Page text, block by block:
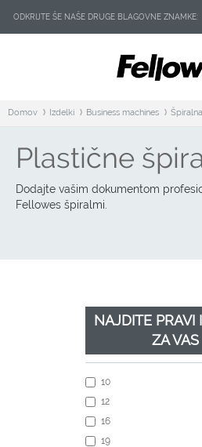
ODKRIJTE ŠE NAŠE DRUGE BLAGOVNE
Domov Izdelki Business machines
Plastične
Dodajte vašim dokumentom
Fellowes špiralmi.
NAJDITE PRAVI
ZA VAS
10
12
16
19